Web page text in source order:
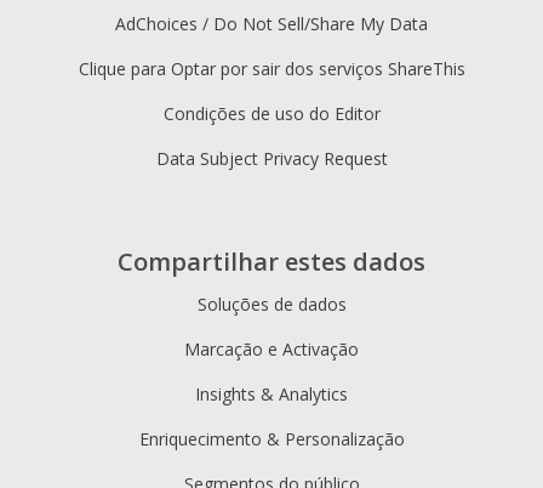
Compartilhar estes dados
Soluções de dados
Marcação e Activação
Insights & Analytics
Enriquecimento & Personalização
AdChoices / Do Not Sell/Share My Data
Clique para Optar por sair dos serviços ShareThis
Condições de uso do Editor
Data Subject Privacy Request